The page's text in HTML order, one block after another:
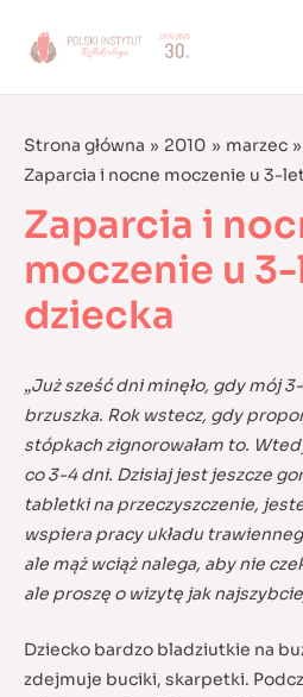
Strona główna 2010 marzec
Zaparcia i nocne moczenie u 3-
Zaparcia i
moczenie u
dziecka
„Już sześć dni minęło, gdy mój
brzuszka. Rok wstecz, gdy
stópkach zignorowałam to.
co 3-4 dni. Dzisiaj jest jeszcze
tabletki na przeczyszczenie,
wspiera pracy układu
ale mąż wciąż nalega, aby nie
ale proszę o wizytę jak
Dziecko bardzo bladziutkie na
zdejmuje buciki, skarpetki.